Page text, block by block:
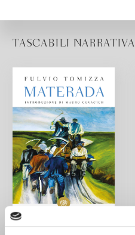
TASCABILI NARRATIVA